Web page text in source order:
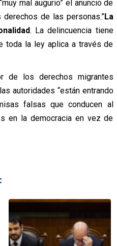
mal augurio” el anuncio de
de las personas.”La
. La delincuencia tiene
toda la ley aplica a través de
de los derechos migrantes
autoridades “están entrando
falsas que conducen al
en la democracia en vez de